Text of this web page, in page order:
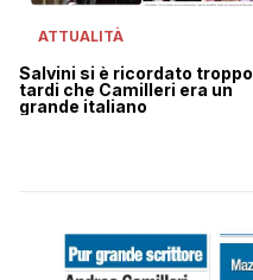
ATTUALITÀ
Salvini si è ricordato troppo
tardi che Camilleri era un
grande italiano